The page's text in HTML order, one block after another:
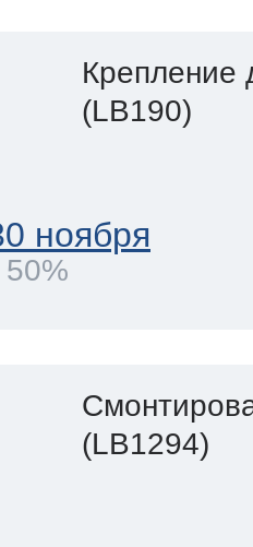
Крепление
(LB190)
ноября
(LB1294)